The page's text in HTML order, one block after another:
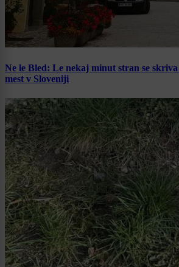
Ne le Bled: Le nekaj minut stran se
mest v Sloveniji